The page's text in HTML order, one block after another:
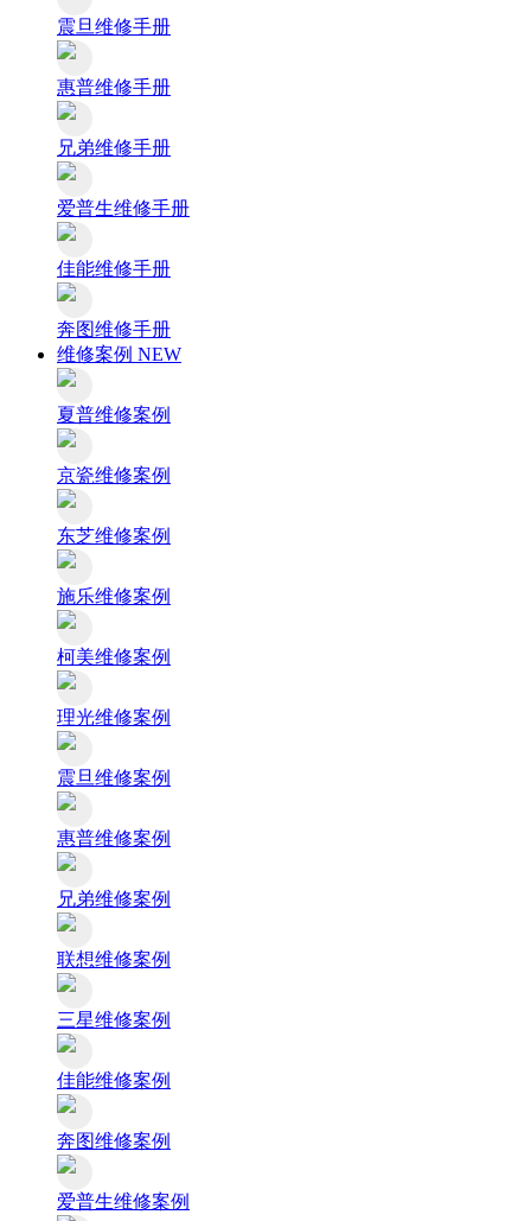
震旦维修手册
惠普维修手册
兄弟维修手册
爱普生维修手册
佳能维修手册
奔图维修手册
维修案例 NEW
夏普维修案例
京瓷维修案例
东芝维修案例
施乐维修案例
柯美维修案例
理光维修案例
震旦维修案例
惠普维修案例
兄弟维修案例
联想维修案例
三星维修案例
佳能维修案例
奔图维修案例
爱普生维修案例